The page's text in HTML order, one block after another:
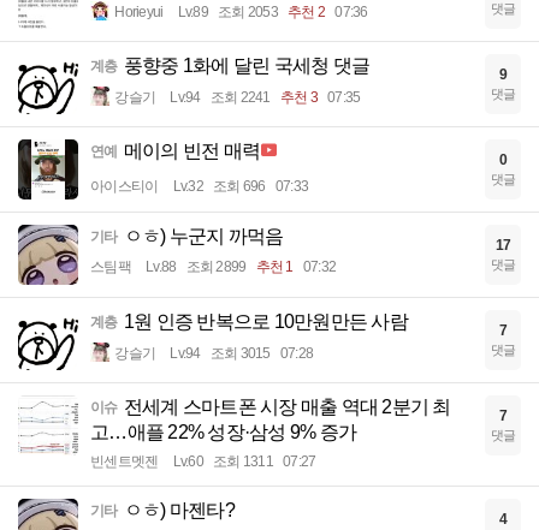
Horieyui Lv.89 조회 2053 추천 2 07:36 댓글
계층 풍향중 1화에 달린 국세청 댓글
강슬기 Lv.94 조회 2241 추천 3 07:35
9
댓글
연예 메이의 빈전 매력
아이스티이 Lv.32 조회 696 07:33
0
댓글
기타 ㅇㅎ) 누군지 까먹음
스팀팩 Lv.88 조회 2899 추천 1 07:32
17
댓글
계층 1원 인증 반복으로 10만원만든 사람
강슬기 Lv.94 조회 3015 07:28
7
댓글
이슈 전세계 스마트폰 시장 매출 역대 2분기 최
고…애플 22% 성장·삼성 9% 증가
빈센트멧젠 Lv.60 조회 1311 07:27
7
댓글
기타 ㅇㅎ) 마젠타? 4